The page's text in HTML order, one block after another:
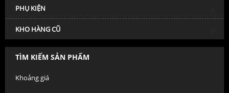
PHỤ KIỆN
KHO HÀNG CŨ
TÌM KIẾM SẢN PHẨM
Khoảng giá